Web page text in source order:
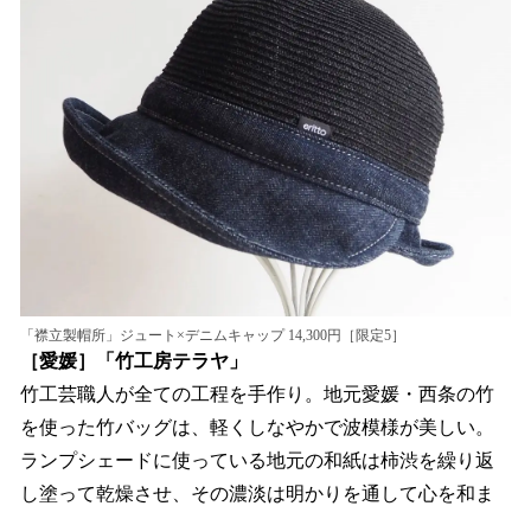
「襟立製帽所」ジュート×デニムキャップ 14,300円［限定5］
［愛媛］「竹工房テラヤ」
竹工芸職人が全ての工程を手作り。地元愛媛・西条の竹
を使った竹バッグは、軽くしなやかで波模様が美しい。
ランプシェードに使っている地元の和紙は柿渋を繰り返
し塗って乾燥させ、その濃淡は明かりを通して心を和ま